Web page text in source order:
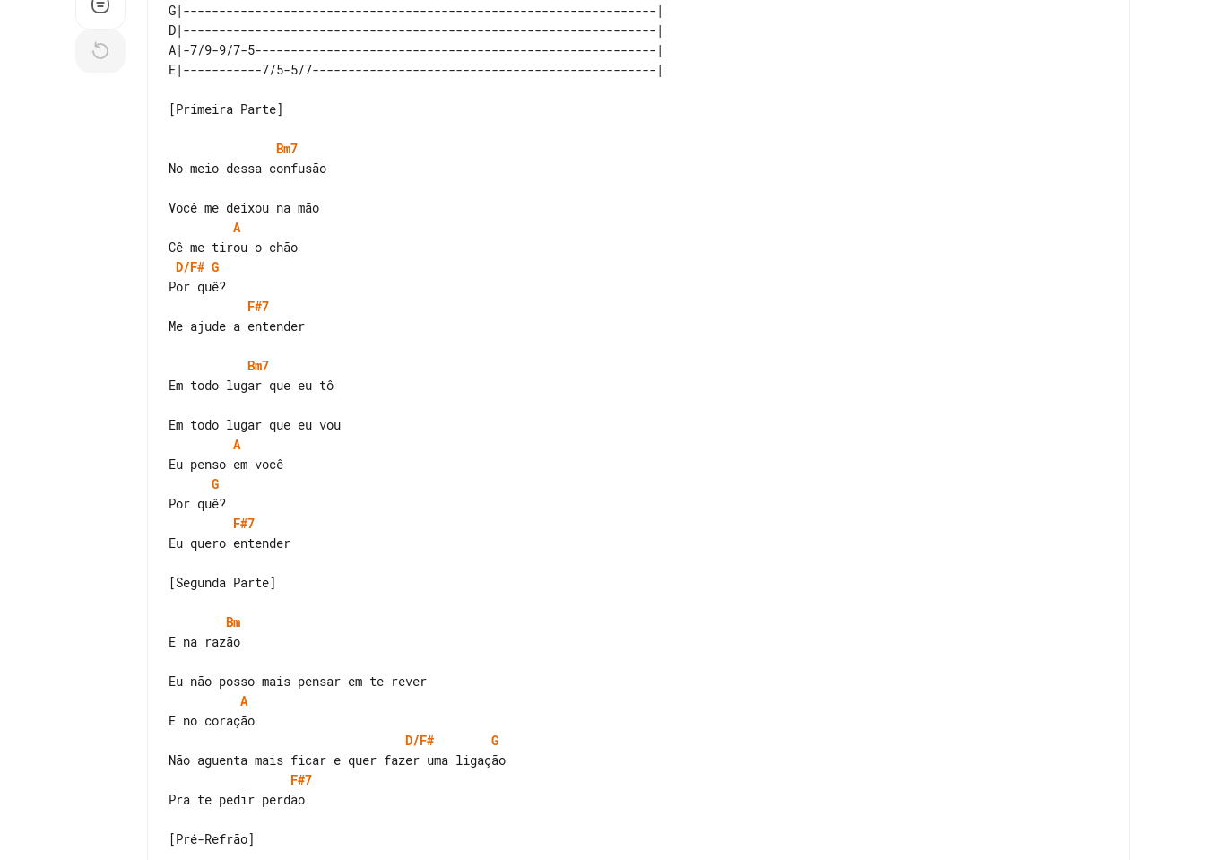
G|------------------------------------------------------------------|
D|------------------------------------------------------------------|
A|-7/9-9/7-5--------------------------------------------------------|
[Primeira Parte]
Bm7
No meio dessa confusão
A
D/F# G
F#7
Me ajude a entender
Bm7
Em todo lugar que eu tô
A
G
F#7
Eu quero entender
[Segunda Parte]
Bm
E na razão
A
D/F#
G
F#7
Pra te pedir perdão
[Pré-Refrão]